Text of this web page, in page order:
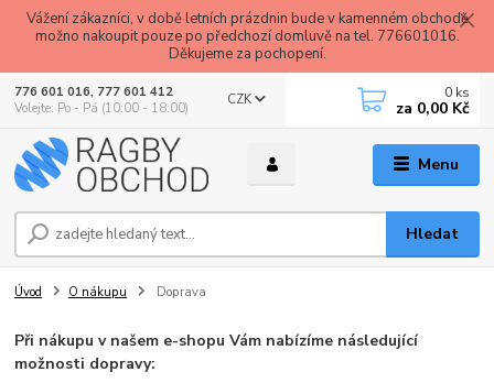
Vážení zákazníci, v době letních prázdnin bude v kamenném obchodě
možno nakoupit pouze po předchozí domluvě na tel. 776601016.
Děkujeme za pochopení.
Menu
CZK
Hledat
776 601 016, 777 601 412
Volejte: Po - Pá (10:00 - 18:00)
0 ks
za 0,00 Kč
Úvod O nákupu Doprava
Při nákupu v našem e-shopu Vám nabízíme následující
možnosti dopravy: